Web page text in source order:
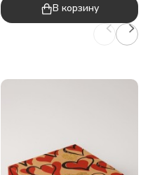
В корзину